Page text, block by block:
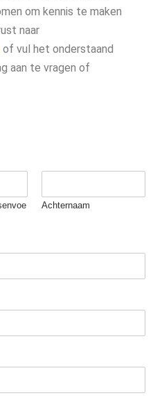
om kennis te maken
naar
of vul het onderstaand
aan te vragen of
Achternaam